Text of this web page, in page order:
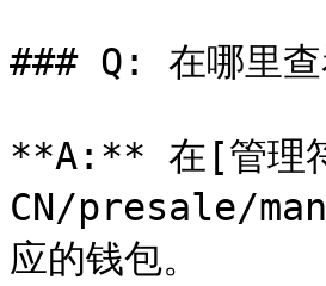
### Q: 在哪里查
**A:** 在[管
CN/presale/
应的钱包。